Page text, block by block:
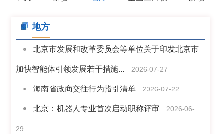
地方
北京市发展和改革委员会等单位关于印发北京市
加快智能体引领发展若干措施... 2026-07-27
海南省政商交往行为指引清单 2026-07-22
北京：机器人专业首次启动职称评审 2026-06-
29